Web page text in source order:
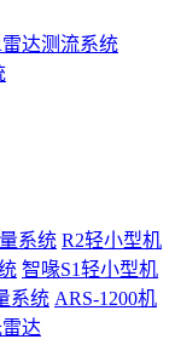
雷达测流系统
系统 R2轻小型机
智喙S1轻小型机
系统 ARS-1200机
达